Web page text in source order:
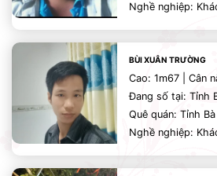
Nghề nghiệp:
BÙI XUÂN TRƯỜNG
Cao: 1m67 | Cân
Đang số tại: Tỉnh
Quê quán: Tỉnh
Nghề nghiệp: